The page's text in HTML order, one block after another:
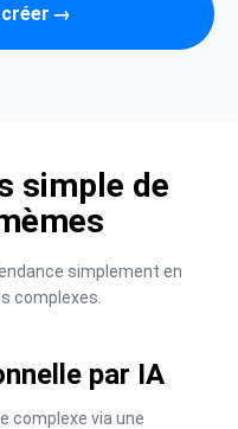
→
simple de
simplement en
complexes.
par IA
complexe via une